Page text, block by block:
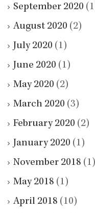
September 2020
August 2020 (2)
July 2020 (1)
June 2020 (1)
May 2020 (2)
March 2020 (3)
February 2020 (2)
January 2020 (1)
November 2018 (1)
May 2018 (1)
April 2018 (10)